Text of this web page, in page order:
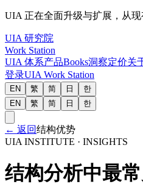
UIA 正在全面升级与扩展，从
UIA 研究院
Work Station
UIA 体系产品Books洞察定价关
登录UIA Work Station
EN 繁 简 日
한
EN
繁 简 日 한
← 返回结构优势
UIA INSTITUTE · INSIGHTS
结构分析中最